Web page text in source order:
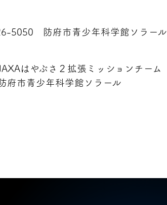
5050 防府市青少年科学館ソラール
はやぶさ２拡張ミッションチーム
府市青少年科学館ソラール